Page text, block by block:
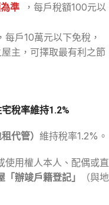
準
，每戶稅額100元以
，每戶10萬元以下免稅，
主，可擇取最有利之節
稅率維持1.2%
代管） 維持稅率1.2%。
使用權人本人、配偶或直
「辦竣戶籍登記」
（與地